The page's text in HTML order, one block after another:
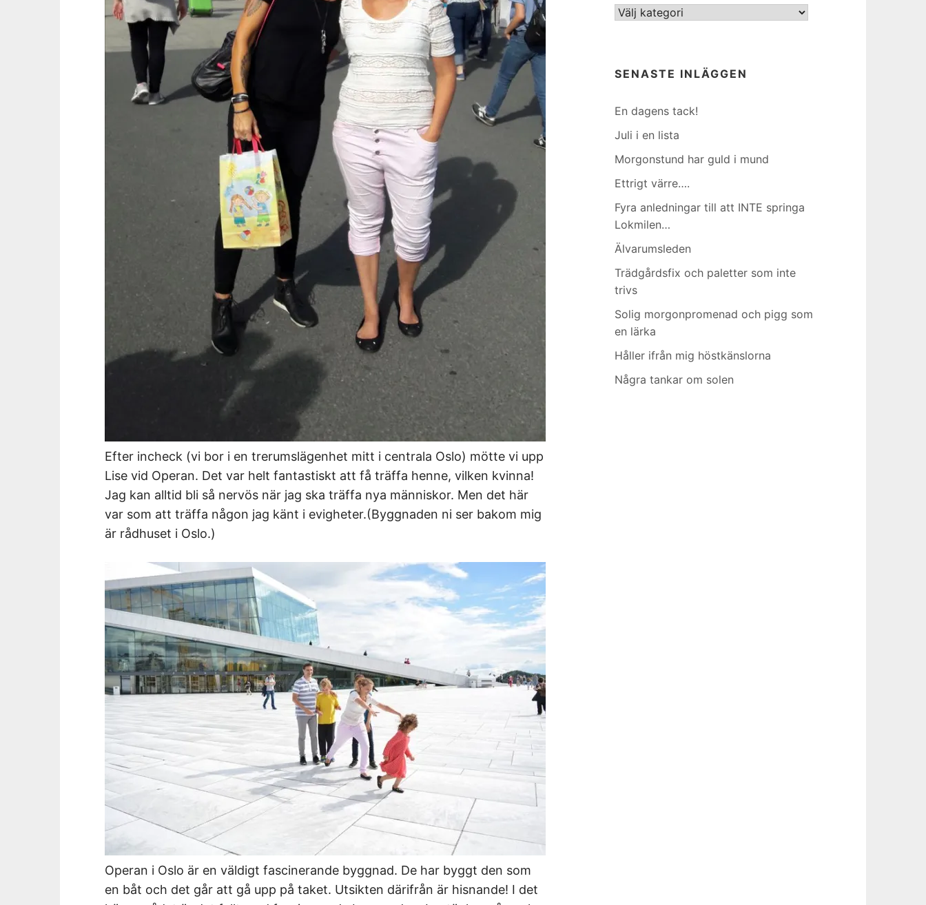
Efter incheck (vi bor i en trerumslägenhet mitt i centrala Oslo) mötte vi upp
Lise vid Operan. Det var helt fantastiskt att få träffa henne, vilken kvinna!
Jag kan alltid bli så nervös när jag ska träffa nya människor. Men det här
var som att träffa någon jag känt i evigheter.(Byggnaden ni ser bakom mig
är rådhuset i Oslo.)
Operan i Oslo är en väldigt fascinerande byggnad. De har byggt den som
en båt och det går att gå upp på taket. Utsikten därifrån är hisnande! I det
Kategorier
SENASTE INLÄGGEN
En dagens tack!
Juli i en lista
Morgonstund har guld i mund
Ettrigt värre….
Fyra anledningar till att INTE springa
Lokmilen…
Älvarumsleden
Trädgårdsfix och paletter som inte
trivs
Solig morgonpromenad och pigg som
en lärka
Håller ifrån mig höstkänslorna
Några tankar om solen